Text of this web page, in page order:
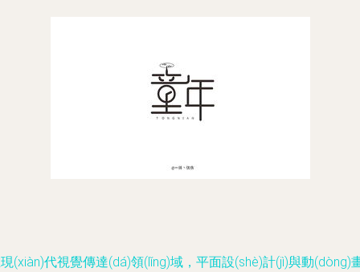
(xiàn)代視覺傳達(dá)領(lǐng)域，平面設(shè)計(jì)與動(dòng)